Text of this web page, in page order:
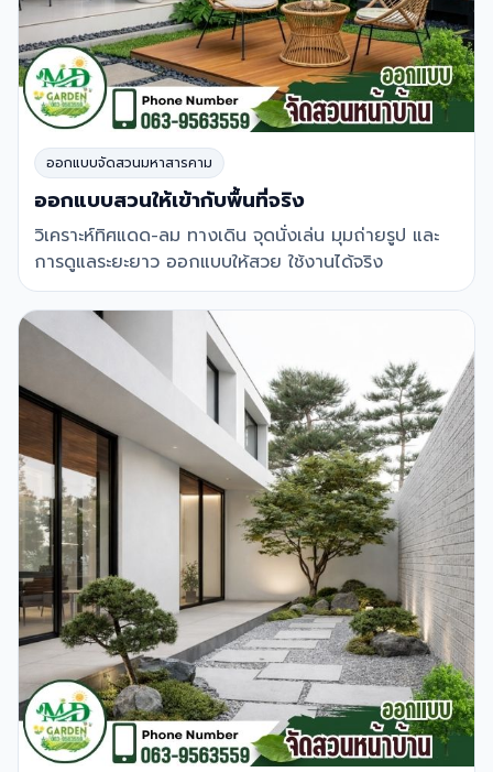
ออกแบบจัดสวนมหาสารคาม
ออกแบบสวนให้เข้ากับพื้นที่จริง
วิเคราะห์ทิศแดด-ลม ทางเดิน จุดนั่งเล่น มุมถ่ายรูป และ
การดูแลระยะยาว ออกแบบให้สวย ใช้งานได้จริง